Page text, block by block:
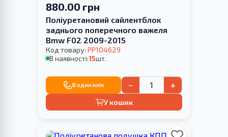
880.00 грн
Поліуретановий сайлентблок
заднього поперечного важеля
Bmw F02 2009-2015
Код товару: PP104629
В наявності:15шт.
В один клік − +
У кошик